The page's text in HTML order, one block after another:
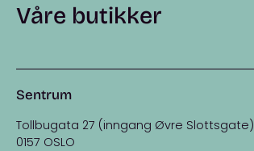
Våre butikker
Sentrum
Tollbugata 27 (inngang Øvre Slottsgate)
0157 OSLO